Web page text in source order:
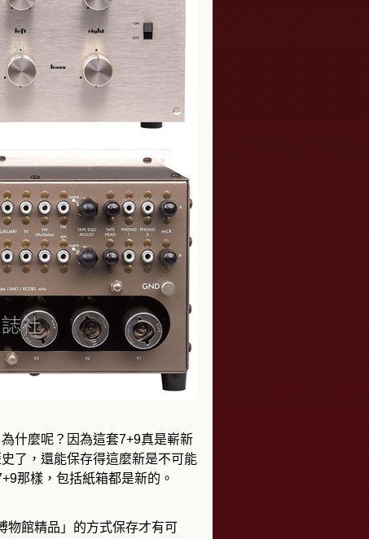
什麼呢？因為這套7+9真是嶄新
了，還能保存得這麼新是不可能
那樣，包括紙箱都是新的。
館精品」的方式保存才有可